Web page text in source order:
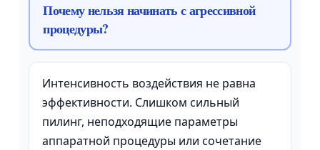
Почему нельзя начинать с агрессивной
процедуры?
Интенсивность воздействия не равна
эффективности. Слишком сильный
пилинг, неподходящие параметры
аппаратной процедуры или сочетание